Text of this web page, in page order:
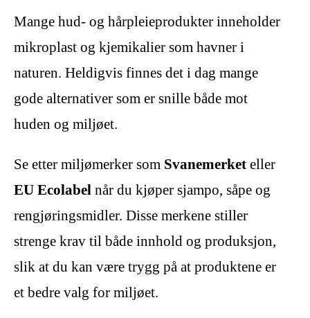
Mange hud- og hårpleieprodukter inneholder
mikroplast og kjemikalier som havner i
naturen. Heldigvis finnes det i dag mange
gode alternativer som er snille både mot
huden og miljøet.
Se etter miljømerker som Svanemerket eller
EU Ecolabel når du kjøper sjampo, såpe og
rengjøringsmidler. Disse merkene stiller
strenge krav til både innhold og produksjon,
slik at du kan være trygg på at produktene er
et bedre valg for miljøet.